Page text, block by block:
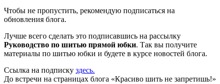
Чтобы не пропустить, рекомендую подписаться на
обновления блога.
Лучше всего сделать это подписавшись на рассылку
Руководство по шитью прямой юбки. Так вы получите
материалы по шитью юбки и будете в курсе новостей блога.
Ссылка на подписку здесь.
До встречи на страницах блога «Красиво шить не запретишь!»